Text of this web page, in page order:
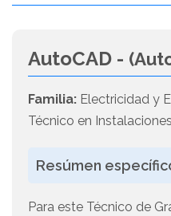
AutoCAD -
Familia: Electricidad y
Técnico en
Resúmen
Para este Técnico de